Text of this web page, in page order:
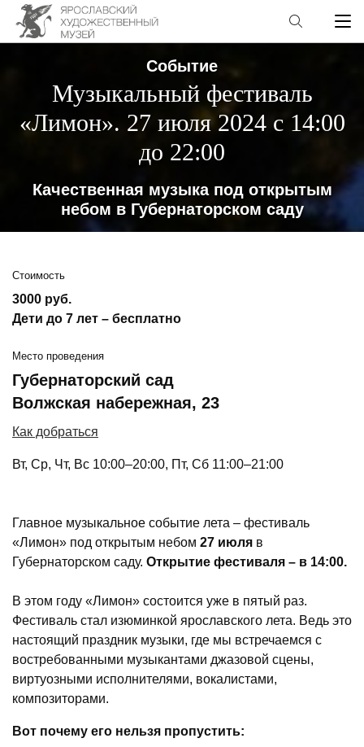
Событие
Музыкальный фестиваль
«Лимон». 27 июля 2024 с 14:00
до 22:00
Качественная музыка под открытым
небом в Губернаторском саду
Главное музыкальное событие лета – фестиваль
«Лимон» под открытым небом 27 июля в
Губернаторском саду. Открытие фестиваля – в 14:00.
В этом году «Лимон» состоится уже в пятый раз.
Фестиваль стал изюминкой ярославского лета. Ведь это
настоящий праздник музыки, где мы встречаемся с
востребованными музыкантами джазовой сцены,
виртуозными исполнителями, вокалистами,
композиторами.
Вот почему его нельзя пропустить:
Стоимость
3000 руб.
Дети до 7 лет – бесплатно
Место проведения
Губернаторский сад
Волжская набережная, 23
Как добраться
Вт, Ср, Чт, Вс 10:00–20:00, Пт, Сб 11:00–21:00